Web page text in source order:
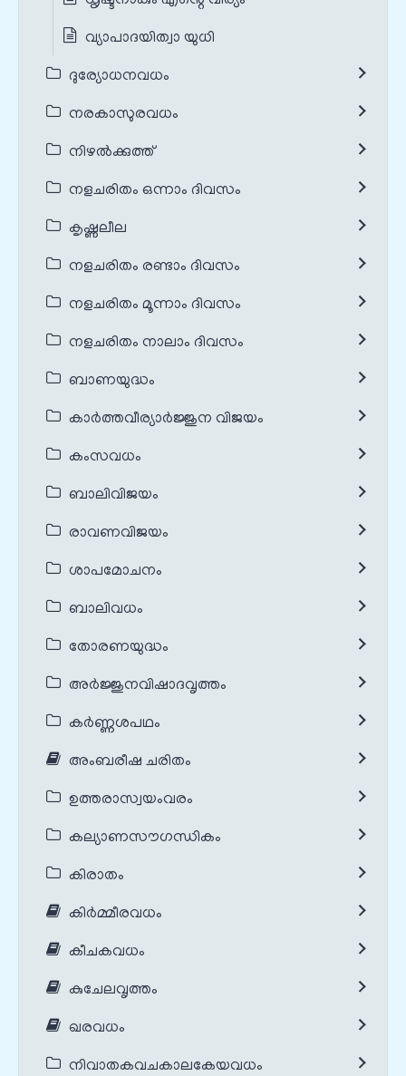
വ്യാപാദയിത്വാ യുധി
ദുര്യോധനവധം
നരകാസുരവധം
നിഴൽക്കുത്ത്
നളചരിതം ഒന്നാം ദിവസം
കൃഷ്ണലീല
നളചരിതം രണ്ടാം ദിവസം
നളചരിതം മൂന്നാം ദിവസം
നളചരിതം നാലാം ദിവസം
ബാണയുദ്ധം
കാർത്തവീര്യാർജ്ജുന വിജയം
കംസവധം
ബാലിവിജയം
രാവണവിജയം
ശാപമോചനം
ബാലിവധം
തോരണയുദ്ധം
അർജ്ജുനവിഷാദവൃത്തം
കർണ്ണശപഥം
അംബരീഷ ചരിതം
ഉത്തരാസ്വയംവരം
കല്യാണസൗഗന്ധികം
കിരാതം
കിർമ്മീരവധം
കീചകവധം
കുചേലവൃത്തം
ഖരവധം
നിവാതകവചകാലകേയവധം